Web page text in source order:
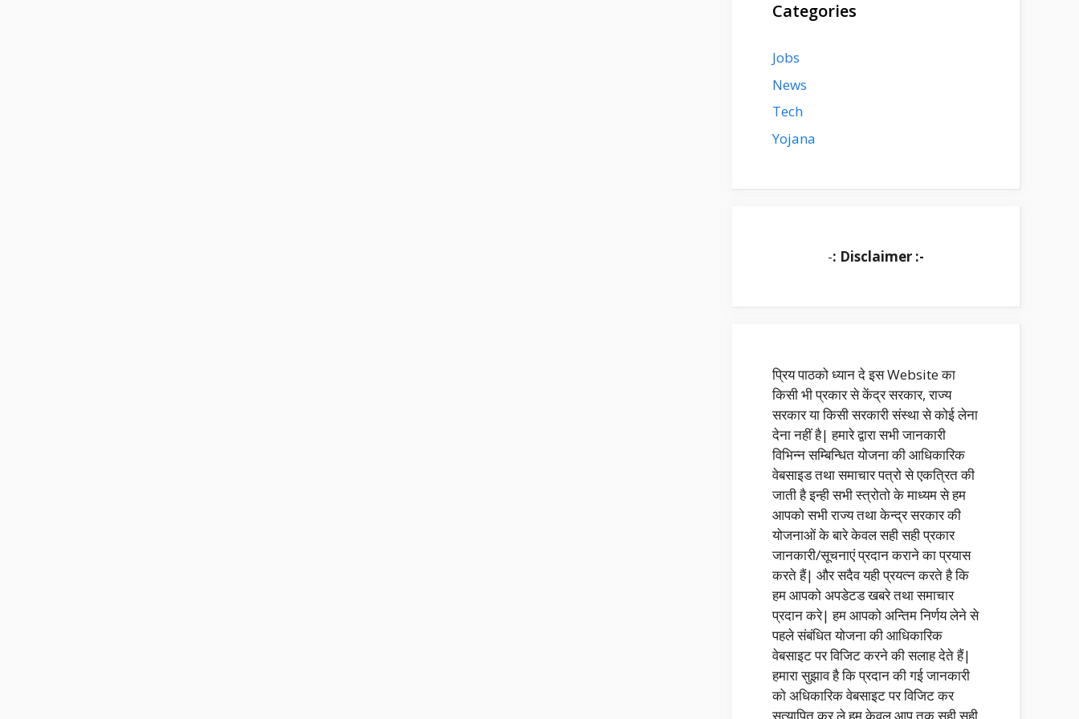
Categories
Jobs
News
Tech
Yojana
-: Disclaimer :-
प्रिय पाठको ध्यान दे इस Website का
किसी भी प्रकार से केंद्र सरकार, राज्य
सरकार या किसी सरकारी संस्था से कोई लेना
देना नहीं है| हमारे द्वारा सभी जानकारी
विभिन्न सम्बिन्धित योजना की आधिकारिक
वेबसाइड तथा समाचार पत्रो से एकत्रित की
जाती है इन्ही सभी स्त्रोतो के माध्यम से हम
आपको सभी राज्य तथा केन्द्र सरकार की
योजनाओं के बारे केवल सही सही प्रकार
जानकारी/सूचनाएं प्रदान कराने का प्रयास
करते हैं| और सदैव यही प्रयत्न करते है कि
हम आपको अपडेटड खबरे तथा समाचार
प्रदान करे| हम आपको अन्तिम निर्णय लेने से
पहले संबंधित योजना की आधिकारिक
वेबसाइट पर विजिट करने की सलाह देते हैं|
हमारा सुझाव है कि प्रदान की गई जानकारी
को अधिकारिक वेबसाइट पर विजिट कर
सत्यापित कर ले हम केवल आप तक सही सही